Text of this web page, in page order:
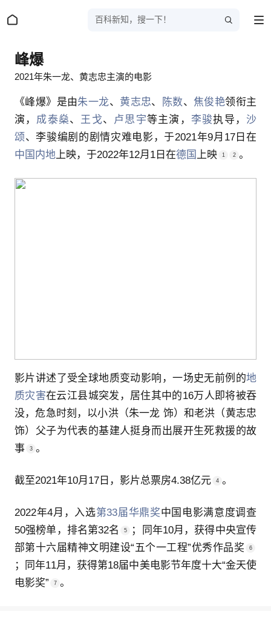
百科新知，搜一下！
峰爆
2021年朱一龙、黄志忠主演的电影
《峰爆》是由朱一龙、 黄志忠、 陈数、焦俊艳领衔主
演， 成泰燊、 王戈、 卢思宇等主演， 李骏执导， 沙
颂、李骏编剧的剧情灾难电影 ，于2021年9月17日在
中国内地上映，于2022年12月1日 在德国 上映 1 2 。
影片讲述了受全球地质变动影响，一场史无前例的地
质灾害在云江县城突发，居住其中的16万人即将被吞
没，危急时刻， 以小洪（朱一龙 饰）和老洪（黄志忠
饰）父子为代表的基建人挺身而出展开生死救援的故
事
3 。
截至2021年10月17日，影片总票房4.38亿元 4 。
2022年4月，入选第33届华鼎奖中国电影满意度调查
50强榜单， 排名第32名 5
；同年10月，获得中央宣传
部第十六届精神文明建设“五个一工程”优秀作品奖 6
；同年11月，获得第18届中美电影节年度十大“金天使
电影奖”
7 。